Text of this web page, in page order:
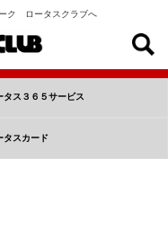
ク ロータスクラブへ
タス３６５サービス
タスカード